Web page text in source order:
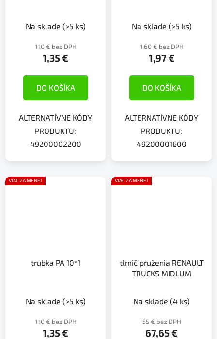
Na sklade (>5 ks)
1,10 € bez DPH
1,35 €
DO KOŠÍKA
ALTERNATÍVNE KÓDY
PRODUKTU:
49200002200
Na sklade (>5 ks)
1,60 € bez DPH
1,97 €
DO KOŠÍKA
ALTERNATÍVNE KÓDY
PRODUKTU:
49200001600
VIAC ZA MENEJ
trubka PA 10*1
Na sklade (>5 ks)
1,10 € bez DPH
1,35 €
VIAC ZA MENEJ
tlmič pruženia RENAULT
TRUCKS MIDLUM
Na sklade (4 ks)
55 € bez DPH
67,65 €